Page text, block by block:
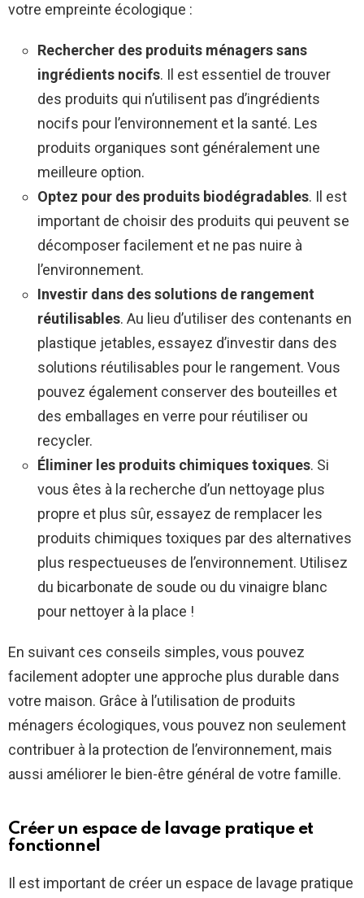
votre empreinte écologique :
Rechercher des produits ménagers sans
ingrédients nocifs. Il est essentiel de trouver
des produits qui n’utilisent pas d’ingrédients
nocifs pour l’environnement et la santé. Les
produits organiques sont généralement une
meilleure option.
Optez pour des produits biodégradables. Il est
important de choisir des produits qui peuvent se
décomposer facilement et ne pas nuire à
l’environnement.
Investir dans des solutions de rangement
réutilisables. Au lieu d’utiliser des contenants en
plastique jetables, essayez d’investir dans des
solutions réutilisables pour le rangement. Vous
pouvez également conserver des bouteilles et
des emballages en verre pour réutiliser ou
recycler.
Éliminer les produits chimiques toxiques. Si
vous êtes à la recherche d’un nettoyage plus
propre et plus sûr, essayez de remplacer les
produits chimiques toxiques par des alternatives
plus respectueuses de l’environnement. Utilisez
du bicarbonate de soude ou du vinaigre blanc
pour nettoyer à la place !
En suivant ces conseils simples, vous pouvez
facilement adopter une approche plus durable dans
votre maison. Grâce à l’utilisation de produits
ménagers écologiques, vous pouvez non seulement
contribuer à la protection de l’environnement, mais
aussi améliorer le bien-être général de votre famille.
Créer un espace de lavage pratique et
fonctionnel
Il est important de créer un espace de lavage pratique